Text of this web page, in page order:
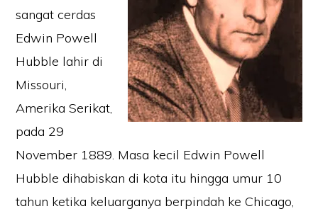
sangat cerdas
Edwin Powell
Hubble lahir di
Missouri,
Amerika Serikat,
pada 29
November 1889. Masa kecil Edwin Powell
Hubble dihabiskan di kota itu hingga umur 10
tahun ketika keluarganya berpindah ke Chicago,